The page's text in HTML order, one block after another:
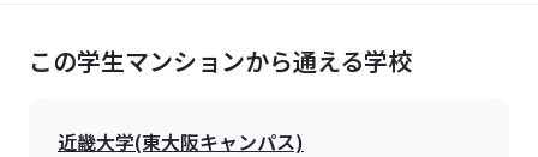
この学生マンションから通える学校
近畿大学(東大阪キャンパス)